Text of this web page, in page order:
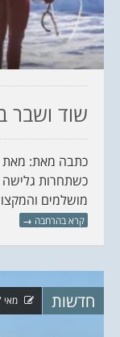
שוד ושבר
כשתחרות
מושלמים
קרא בהרחבה →
חדשות מאי 27, 2017